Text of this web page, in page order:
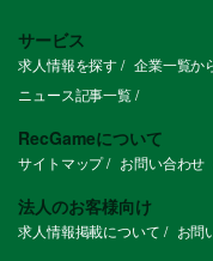
サービス
求人情報を探す 企業一覧か
ニュース記事一覧
RecGameについて
サイトマップ お問い合わせ
法人のお客様向け
求人情報掲載について お問